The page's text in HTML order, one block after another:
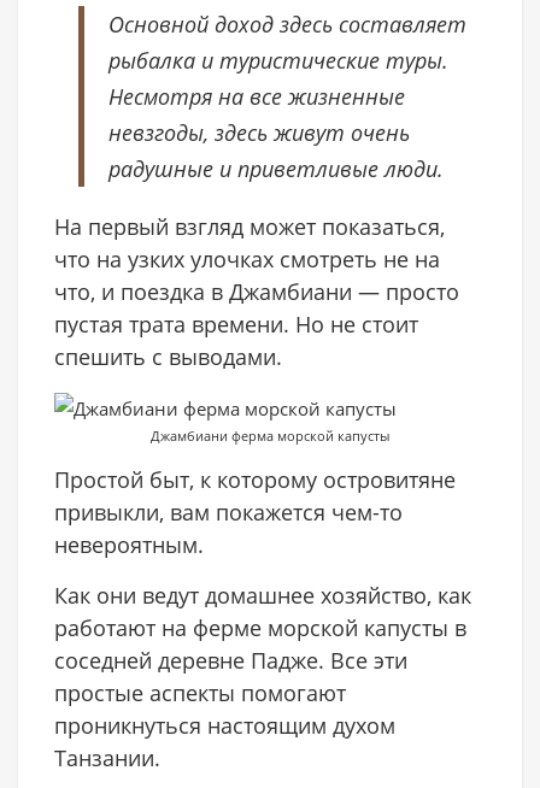
Основной доход здесь составляет
рыбалка и туристические туры.
Несмотря на все жизненные
невзгоды, здесь живут очень
радушные и приветливые люди.
На первый взгляд может показаться,
что на узких улочках смотреть не на
что, и поездка в Джамбиани — просто
пустая трата времени. Но не стоит
спешить с выводами.
Джамбиани ферма морской капусты
Простой быт, к которому островитяне
привыкли, вам покажется чем-то
невероятным.
Как они ведут домашнее хозяйство, как
работают на ферме морской капусты в
соседней деревне Падже. Все эти
простые аспекты помогают
проникнуться настоящим духом
Танзании.